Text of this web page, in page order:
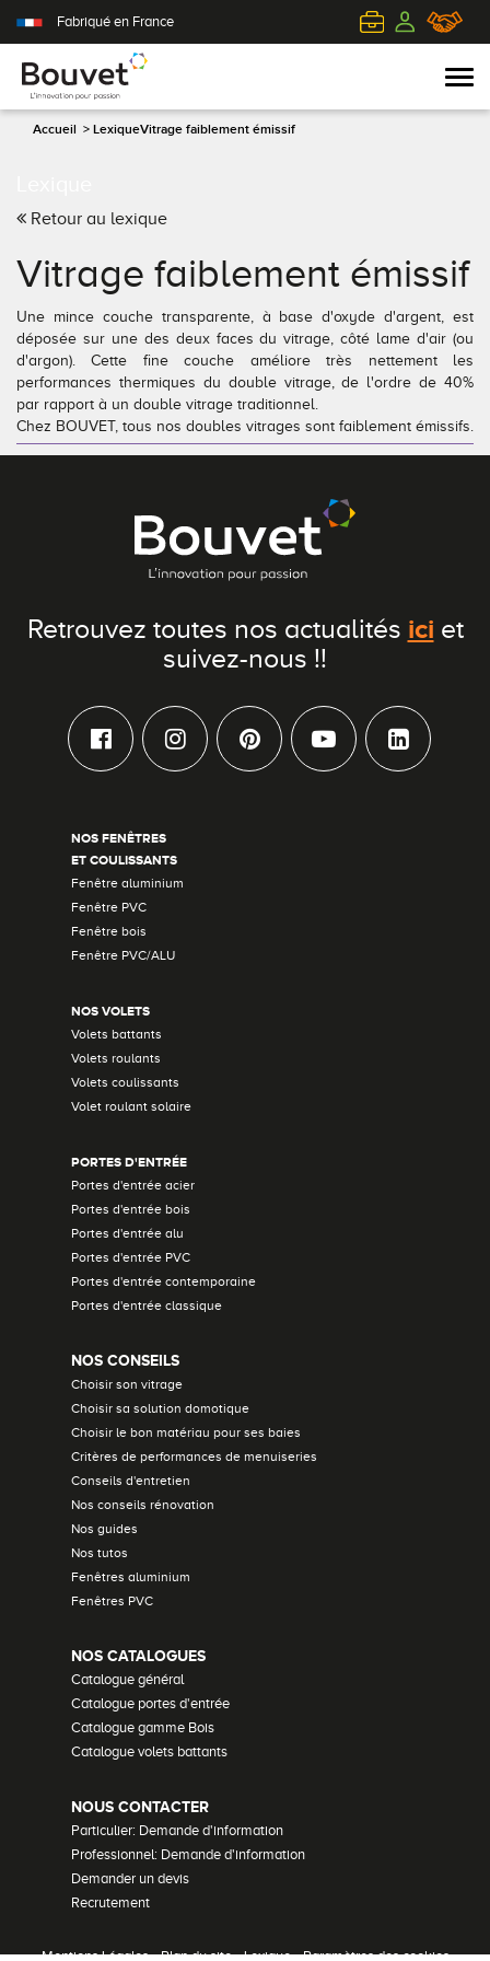
Fabriqué en France
Accueil > LexiqueVitrage faiblement émissif
Retour au lexique
Vitrage faiblement émissif
Une mince couche transparente, à base d'oxyde d'argent, est
déposée sur une des deux faces du vitrage, côté lame d'air (ou
d'argon). Cette fine couche améliore très nettement les
performances thermiques du double vitrage, de l'ordre de 40%
par rapport à un double vitrage traditionnel.
Chez BOUVET, tous nos doubles vitrages sont faiblement émissifs.
Retrouvez toutes nos actualités ici et
suivez-nous !!
NOS FENÊTRES
ET COULISSANTS
Fenêtre aluminium
Fenêtre PVC
Fenêtre bois
Fenêtre PVC/ALU
NOS VOLETS
Volets battants
Volets roulants
Volets coulissants
Volet roulant solaire
PORTES D'ENTRÉE
Portes d'entrée acier
Portes d'entrée bois
Portes d'entrée alu
Portes d'entrée PVC
Portes d'entrée contemporaine
Portes d'entrée classique
NOS CONSEILS
Choisir son vitrage
Choisir sa solution domotique
Choisir le bon matériau pour ses baies
Critères de performances de menuiseries
Conseils d'entretien
Nos conseils rénovation
Nos guides
Nos tutos
Fenêtres aluminium
Fenêtres PVC
NOS CATALOGUES
Catalogue général
Catalogue portes d'entrée
Catalogue gamme Bois
Catalogue volets battants
NOUS CONTACTER
Particulier: Demande d'information
Professionnel: Demande d'information
Demander un devis
Recrutement
Mentions Légales•Plan du site•Lexique•Paramètres des cookies
Bois
Nos portes-fenêtres
Conseils pour choisir
Demander un devis
Télécharger le catalogue
Tous nos volets
Conseils pour choisir
Tous nos accessoires volets roulants
Tous nos accessoires volets battants
Télécharger le catalogue
PVC
Toutes nos portes d'entrée
Classique
Accessoires
Conseils pour choisir
Télécharger le catalogue
L'efficience industrielle
Le respect de l'environnement